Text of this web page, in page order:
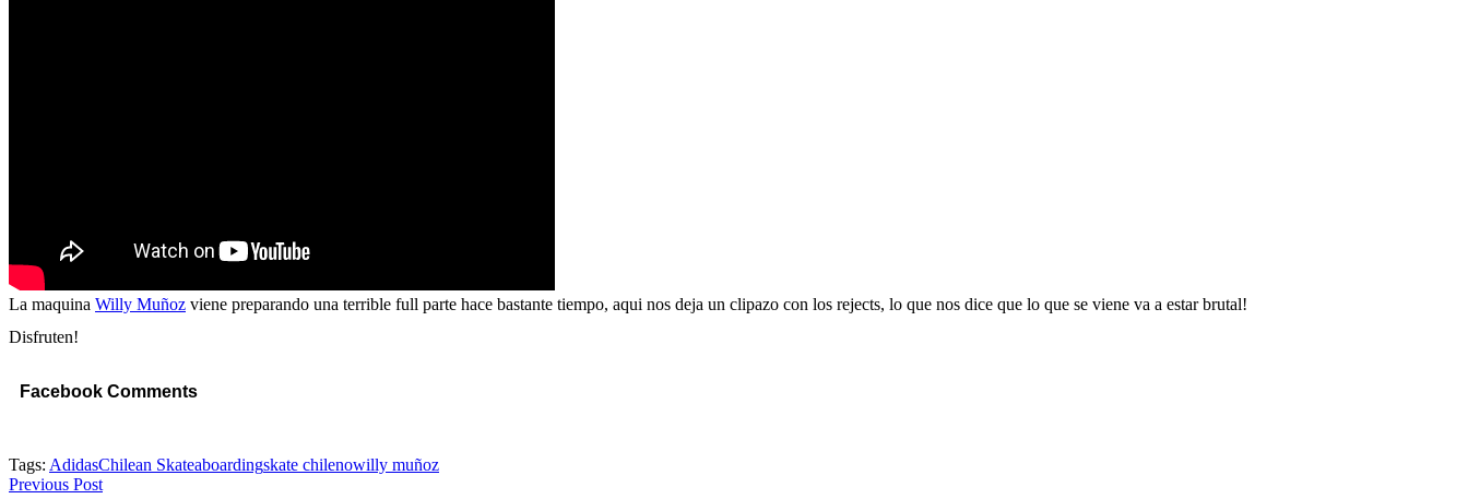
La maquina Willy Muñoz viene preparando una terrible full parte hace bastante tiempo, aqui nos deja un clipazo con los rejects, lo que nos dice que lo que se viene va a estar brutal!
Disfruten!
Facebook Comments
Tags: AdidasChilean Skateaboardingskate chilenowilly muñoz
Previous Post